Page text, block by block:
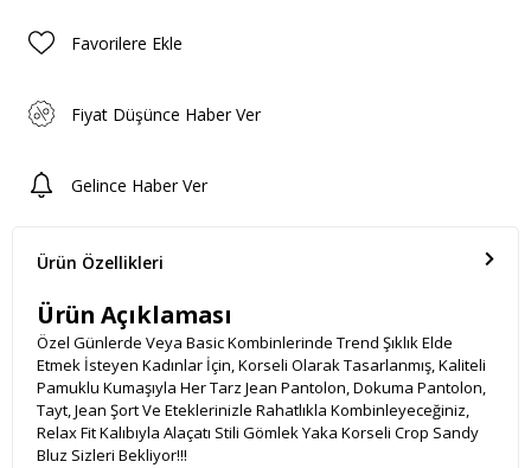
Favorilere Ekle
Fiyat Düşünce Haber Ver
Gelince Haber Ver
Ürün Özellikleri
Ürün Açıklaması
Özel Günlerde Veya Basic Kombinlerinde Trend Şıklık Elde
Etmek İsteyen Kadınlar İçin, Korseli Olarak Tasarlanmış, Kaliteli
Pamuklu Kumaşıyla Her Tarz Jean Pantolon, Dokuma Pantolon,
Tayt, Jean Şort Ve Eteklerinizle Rahatlıkla Kombinleyeceğiniz,
Relax Fit Kalıbıyla Alaçatı Stili Gömlek Yaka Korseli Crop Sandy
Bluz Sizleri Bekliyor!!!